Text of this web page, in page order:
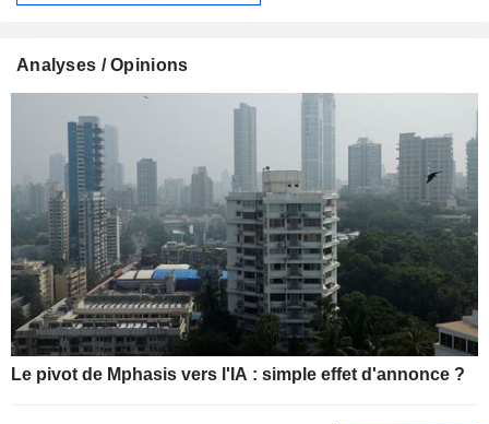
Analyses / Opinions
Le pivot de Mphasis vers l'IA : simple effet d'annonce ?